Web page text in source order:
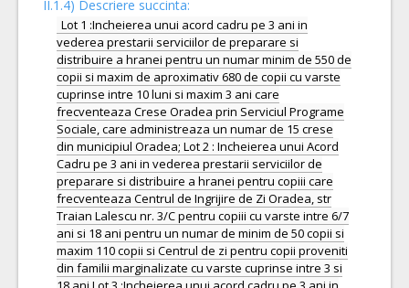
II.1.4) Descriere succinta:
Lot 1 :Incheierea unui acord cadru pe 3 ani in
vederea prestarii serviciilor de preparare si
distribuire a hranei pentru un numar minim de 550 de
copii si maxim de aproximativ 680 de copii cu varste
cuprinse intre 10 luni si maxim 3 ani care
frecventeaza Crese Oradea prin Serviciul Programe
Sociale, care administreaza un numar de 15 crese
din municipiul Oradea; Lot 2 : Incheierea unui Acord
Cadru pe 3 ani in vederea prestarii serviciilor de
preparare si distribuire a hranei pentru copiii care
frecventeaza Centrul de Ingrijire de Zi Oradea, str
Traian Lalescu nr. 3/C pentru copiii cu varste intre 6/7
ani si 18 ani pentru un numar de minim de 50 copii si
maxim 110 copii si Centrul de zi pentru copii proveniti
din familii marginalizate cu varste cuprinse intre 3 si